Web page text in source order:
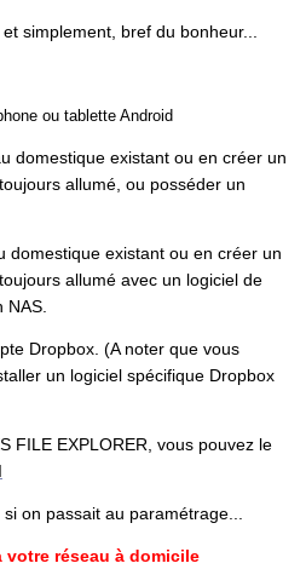
simplement, bref du bonheur...
ou tablette Android
domestique existant ou en créer un
allumé, ou posséder un
domestique existant ou en créer un
allumé avec un logiciel de
Dropbox. (A noter que vous
un logiciel spécifique Dropbox
FILE EXPLORER, vous pouvez le
on passait au paramétrage...
votre réseau à domicile